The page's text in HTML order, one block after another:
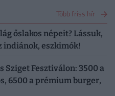
Több friss hír
őslakos népeit? Lássuk,
indiánok, eszkimók!
Sziget Fesztiválon: 3500 a
6500 a prémium burger,